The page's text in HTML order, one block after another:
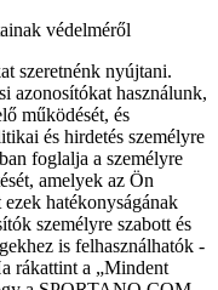
védelméről
szeretnénk nyújtani.
azonosítókat használunk,
működését, és
és hirdetés személyre
foglalja a személyre
amelyek az Ön
hatékonyságának
személyre szabott és
is felhasználhatók -
rákattint a „Mindent